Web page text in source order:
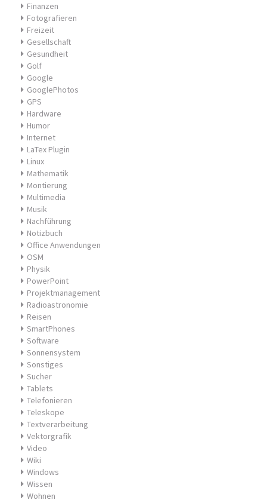
Finanzen
Fotografieren
Freizeit
Gesellschaft
Gesundheit
Golf
Google
GooglePhotos
GPS
Hardware
Humor
Internet
LaTex Plugin
Linux
Mathematik
Montierung
Multimedia
Musik
Nachführung
Notizbuch
Office Anwendungen
OSM
Physik
PowerPoint
Projektmanagement
Radioastronomie
Reisen
SmartPhones
Software
Sonnensystem
Sonstiges
Sucher
Tablets
Telefonieren
Teleskope
Textverarbeitung
Vektorgrafik
Video
Wiki
Windows
Wissen
Wohnen